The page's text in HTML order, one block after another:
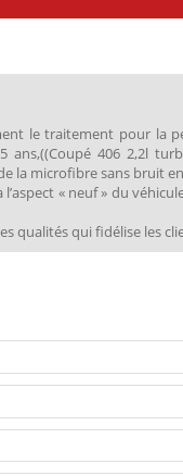
le traitement pour
406 2,2l
la microfibre sans bruit
« neuf » du
qualités qui fidélise les